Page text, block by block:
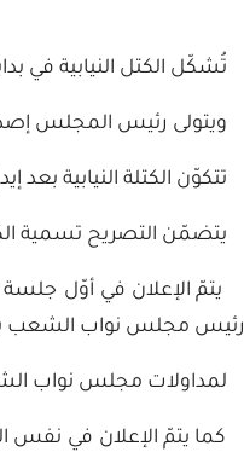
تُشكّل الكتل النيابية في
ويتولى رئيس المجلس
تتكوّن الكتلة النيابية
يتضمّن التصريح تسمية
يتمّ الإعلان في أوّل جلسة
رئيس مجلس نواب الشعب
لمداولات مجلس نواب
كما يتمّ الإعلان في